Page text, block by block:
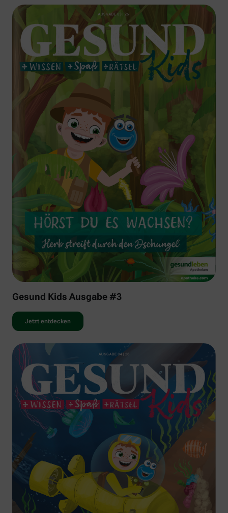
Gesund Kids Ausgabe #3
Jetzt entdecken